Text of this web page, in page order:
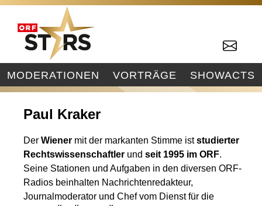
MODERATIONEN VORTRÄGE SHOWACTS
Paul Kraker
Der Wiener mit der markanten Stimme iststudierter
Rechtswissenschaftler undseit 1995 im ORF.
Seine Stationen und Aufgaben in den diversen ORF-
Radios beinhalten Nachrichtenredakteur,
Journalmoderator und Chef vom Dienst für die